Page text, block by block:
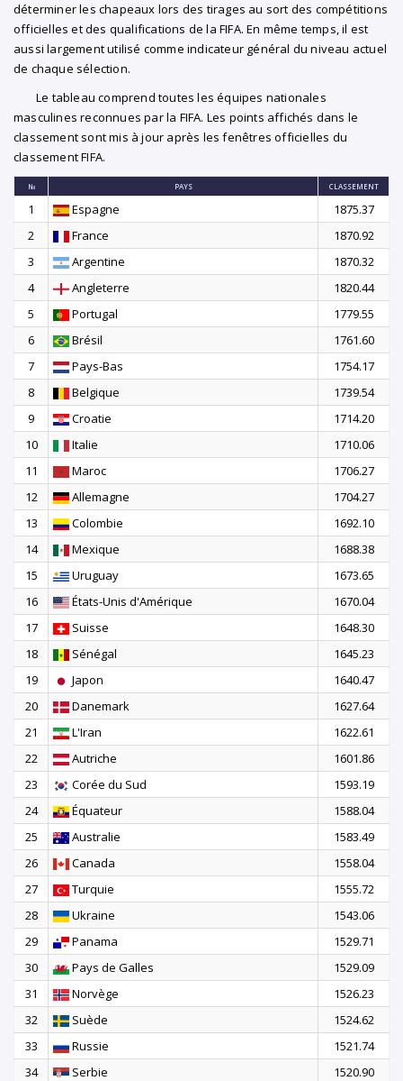
déterminer les chapeaux lors des tirages au sort des compétitions
officielles et des qualifications de la FIFA. En même temps, il est
aussi largement utilisé comme indicateur général du niveau actuel
de chaque sélection.
Le tableau comprend toutes les équipes nationales
masculines reconnues par la FIFA. Les points affichés dans le
classement sont mis à jour après les fenêtres officielles du
classement FIFA.
№ PAYS CLASSEMENT
1 Espagne
1875.37
2
France
1870.92
3
Argentine
1870.32
4
Angleterre
1820.44
5
Portugal
1779.55
6
Brésil
1761.60
7
Pays-Bas
1754.17
8
Belgique
1739.54
9
Croatie
1714.20
10
Italie
1710.06
11
Maroc
1706.27
12
Allemagne
1704.27
13
Colombie
1692.10
14
Mexique
1688.38
15
Uruguay
1673.65
16
États-Unis d'Amérique
1670.04
17
Suisse
1648.30
18
Sénégal
1645.23
19
Japon
1640.47
20
Danemark
1627.64
21
L'Iran
1622.61
22
Autriche
1601.86
23
Corée du Sud
1593.19
24
Équateur
1588.04
25
Australie
1583.49
26
Canada
1558.04
27
Turquie
1555.72
28
Ukraine
1543.06
29
Panama
1529.71
30
Pays de Galles
1529.09
31
Norvège
1526.23
32
Suède
1524.62
33
Russie
1521.74
34
Serbie
1520.90